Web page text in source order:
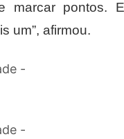
marcar pontos. E
um”, afirmou.
-
-